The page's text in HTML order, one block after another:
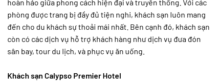
hoàn hảo giữa phong cách hiện đại và truyền thống. Với các
phòng được trang bị đầy đủ tiện nghi, khách sạn luôn mang
đến cho du khách sự thoải mái nhất. Bên cạnh đó, khách sạn
còn có các dịch vụ hỗ trợ khách hàng như dịch vụ đưa đón
sân bay, tour du lịch, và phục vụ ăn uống.
Khách sạn Calypso Premier Hotel